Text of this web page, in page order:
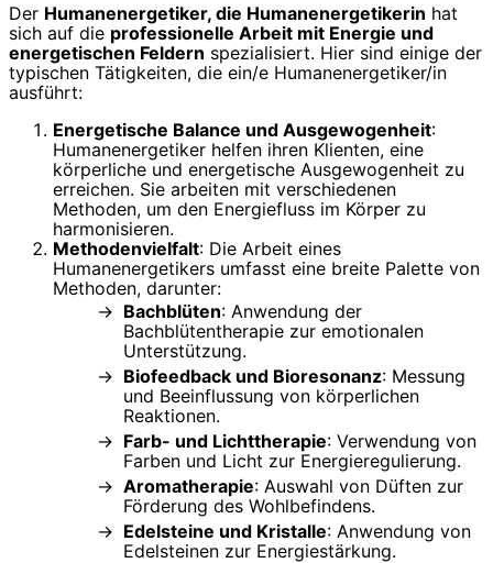
Der Humanenergetiker, die Humanenergetikerin hat
sich auf die professionelle Arbeit mit Energie und
energetischen Feldern spezialisiert. Hier sind einige der
typischen Tätigkeiten, die ein/e Humanenergetiker/in
ausführt:
Energetische Balance und Ausgewogenheit:
Humanenergetiker helfen ihren Klienten, eine
körperliche und energetische Ausgewogenheit zu
erreichen. Sie arbeiten mit verschiedenen
Methoden, um den Energiefluss im Körper zu
harmonisieren.
Methodenvielfalt: Die Arbeit eines
Humanenergetikers umfasst eine breite Palette von
Methoden, darunter:
Bachblüten: Anwendung der
Bachblütentherapie zur emotionalen
Unterstützung.
Biofeedback und Bioresonanz: Messung
und Beeinflussung von körperlichen
Reaktionen.
Farb- und Lichttherapie: Verwendung von
Farben und Licht zur Energieregulierung.
Aromatherapie: Auswahl von Düften zur
Förderung des Wohlbefindens.
Edelsteine und Kristalle: Anwendung von
Edelsteinen zur Energiestärkung.